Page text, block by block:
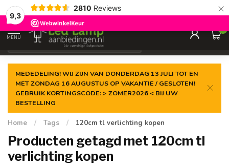
9,3
2810 Reviews ×
Gegarandeerde delaagste prijs
MENU
0
MEDEDELING! WIJ ZIJN VAN DONDERDAG 13 JULI TOT EN
MET ZONDAG 16 AUGUSTUS OP VAKANTIE / GESLOTEN!
GEBRUIK KORTINGSCODE: > ZOMER2026 < BIJ UW
BESTELLING
Home / Tags / 120cm tl verlichting kopen
Producten getagd met 120cm tl
verlichting kopen